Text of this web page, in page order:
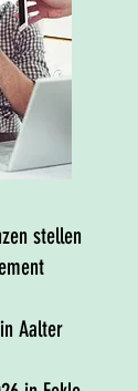
stellen
Aalter